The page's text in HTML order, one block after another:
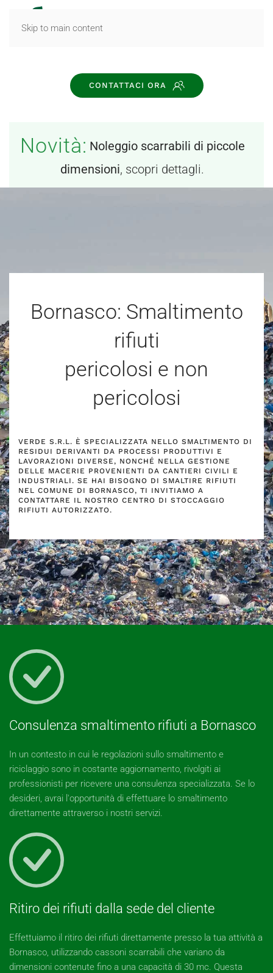
Skip to main content
CONTATTACI ORA
Novità: Noleggio scarrabili di piccole
dimensioni, scopri dettagli.
Bornasco: Smaltimento
rifiuti
pericolosi e non
pericolosi
VERDE S.R.L. È SPECIALIZZATA NELLO SMALTIMENTO DI
RESIDUI DERIVANTI DA PROCESSI PRODUTTIVI E
LAVORAZIONI DIVERSE, NONCHÉ NELLA GESTIONE
DELLE MACERIE PROVENIENTI DA CANTIERI CIVILI E
INDUSTRIALI. SE HAI BISOGNO DI SMALTIRE RIFIUTI
NEL COMUNE DI BORNASCO, TI INVITIAMO A
CONTATTARE IL NOSTRO CENTRO DI STOCCAGGIO
RIFIUTI AUTORIZZATO.
Consulenza smaltimento rifiuti a Bornasco
In un contesto in cui le regolazioni sullo smaltimento e
riciclaggio sono in costante aggiornamento, rivolgiti ai
professionisti per ricevere una consulenza specializzata. Se lo
desideri, avrai l'opportunità di effettuare lo smaltimento
direttamente attraverso i nostri servizi.
Ritiro dei rifiuti dalla sede del cliente
Effettuiamo il ritiro dei rifiuti direttamente presso la tua attività a
Bornasco, utilizzando cassoni scarrabili che variano da
dimensioni contenute fino a una capacità di 30 mc. Questa